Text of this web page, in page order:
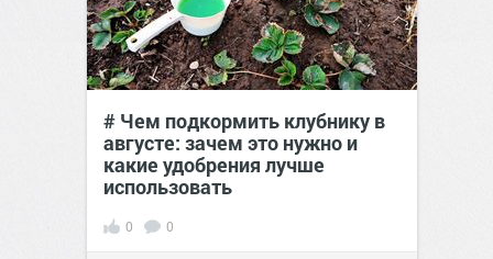
# Чем подкормить клубнику в
августе: зачем это нужно и
какие удобрения лучше
использовать
0 0